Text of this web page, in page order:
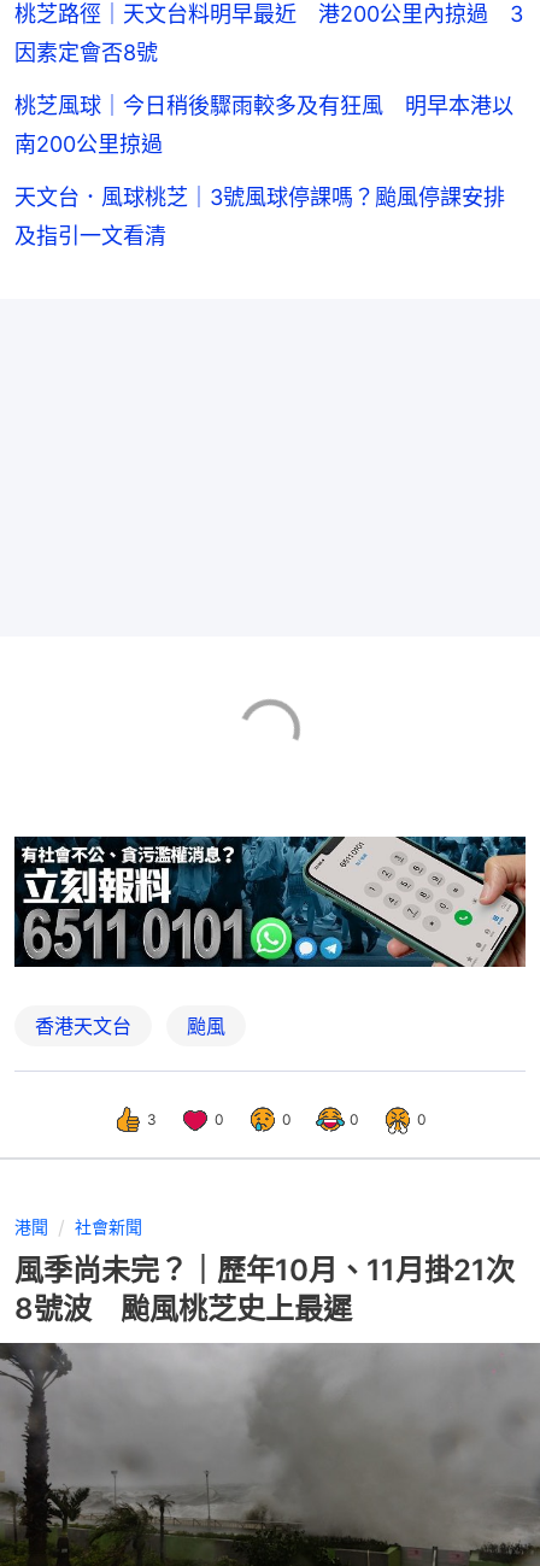
桃芝路徑｜天文台料明早最近 港200公里內掠過 3
因素定會否8號
桃芝風球｜今日稍後驟雨較多及有狂風 明早本港以
南200公里掠過
天文台．風球桃芝｜3號風球停課嗎？颱風停課安排
及指引一文看清
香港天文台 颱風
3 0 0 0 0
港聞 社會新聞
風季尚未完？｜歷年10月、11月掛21次
8號波 颱風桃芝史上最遲